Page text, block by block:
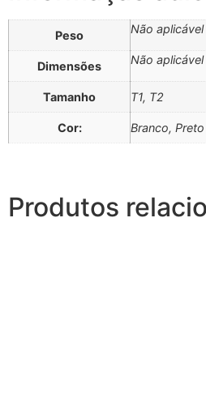
Peso Não aplicável
Dimensões Não aplicável
Tamanho T1, T2
Cor: Branco, Preto
Produtos